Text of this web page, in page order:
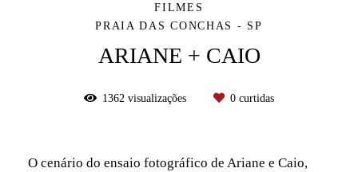
FILMES
PRAIA DAS CONCHAS - SP
ARIANE + CAIO
1362 visualizações 0 curtidas
O cenário do ensaio fotográfico de Ariane e Caio,